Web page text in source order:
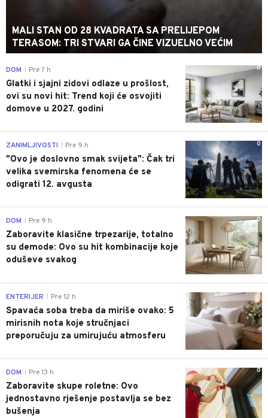
MALI STAN OD 28 KVADRATA SA PRELIJEPOM
TERASOM: TRI STVARI GA ČINE VIZUELNO VEĆIM
0
DOM Pre 7 h
Glatki i sjajni zidovi odlaze u prošlost,
ovi su novi hit: Trend koji će osvojiti
domove u 2027. godini
0
ZANIMLJIVOSTI Pre 9 h
"Ovo je doslovno smak svijeta": Čak tri
velika svemirska fenomena će se
odigrati 12. avgusta
0
DOM Pre 9 h
Zaboravite klasične trpezarije, totalno
su demode: Ovo su hit kombinacije koje
oduševe svakog
0
ENTERIJER Pre 12 h
Spavaća soba treba da miriše ovako: 5
mirisnih nota koje stručnjaci
preporučuju za umirujuću atmosferu
0
DOM Pre 13 h
Zaboravite skupe roletne: Ovo
jednostavno rješenje postavlja se bez
bušenja